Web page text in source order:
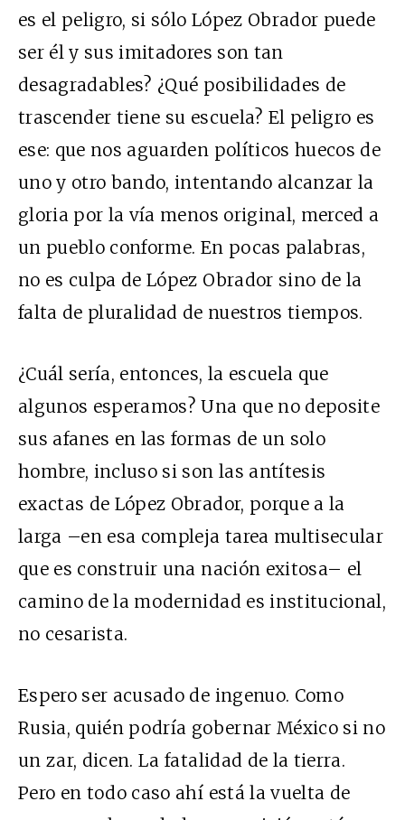
es el peligro, si sólo López Obrador puede
ser él y sus imitadores son tan
desagradables? ¿Qué posibilidades de
trascender tiene su escuela? El peligro es
ese: que nos aguarden políticos huecos de
uno y otro bando, intentando alcanzar la
gloria por la vía menos original, merced a
un pueblo conforme. En pocas palabras,
no es culpa de López Obrador sino de la
falta de pluralidad de nuestros tiempos.
¿Cuál sería, entonces, la escuela que
algunos esperamos? Una que no deposite
sus afanes en las formas de un solo
hombre, incluso si son las antítesis
exactas de López Obrador, porque a la
larga –en esa compleja tarea multisecular
que es construir una nación exitosa– el
camino de la modernidad es institucional,
no cesarista.
Espero ser acusado de ingenuo. Como
Rusia, quién podría gobernar México si no
un zar, dicen. La fatalidad de la tierra.
Pero en todo caso ahí está la vuelta de